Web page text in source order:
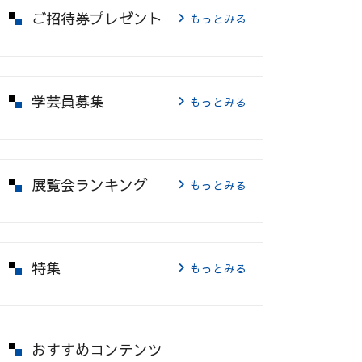
ご招待券プレゼント もっとみる
学芸員募集 もっとみる
展覧会ランキング もっとみる
特集 もっとみる
おすすめコンテンツ